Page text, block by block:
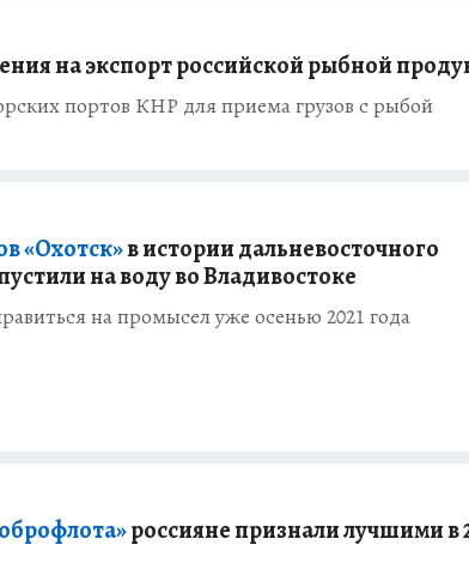
на экспорт российской рыбной
портов КНР для приема грузов с рыбой
«Охотск»в истории дальневосточного
на воду во Владивостоке
на промысел уже осенью 2021 года
россияне признали лучшими в